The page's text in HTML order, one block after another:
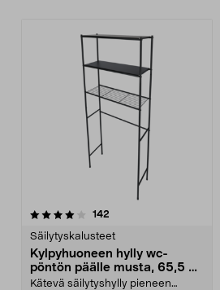
142
Säilytyskalusteet
Kylpyhuoneen hylly wc-
pöntön päälle musta, 65,5 x
24 x 163 cm
Kätevä säilytyshylly pieneen
4.5 viidestä